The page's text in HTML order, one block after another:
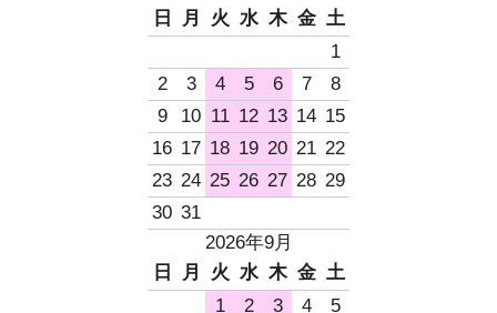
日
月 火 水 木 金 土
1
2
3 4 5 6 7
8
9
10 11 12 13 14 15
16 17 18 19 20 21 22
23 24 25 26 27 28 29
30 31
2026年9月
日
月 火 水 木 金 土
1
2 3 4
5